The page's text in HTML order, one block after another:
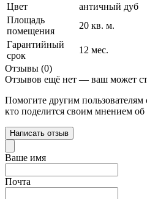
Цвет
античный дуб
Площадь
помещения
20 кв. м.
Гарантийный
срок
12 мес.
Отзывы (0)
Отзывов ещё нет — ваш может
Помогите другим
кто поделится своим мнением об
Написать отзыв
Ваше имя
Почта